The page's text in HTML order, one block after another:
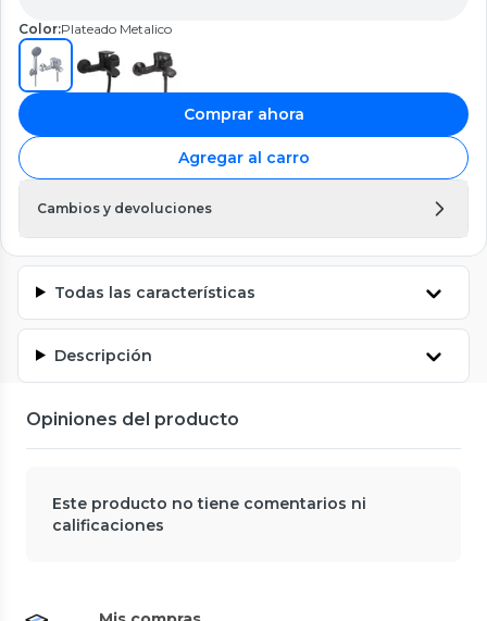
Color:Plateado Metalico
Comprar ahora
Agregar al carro
Cambios y devoluciones
Todas las características
Descripción
Opiniones del producto
Este producto no tiene comentarios ni
calificaciones